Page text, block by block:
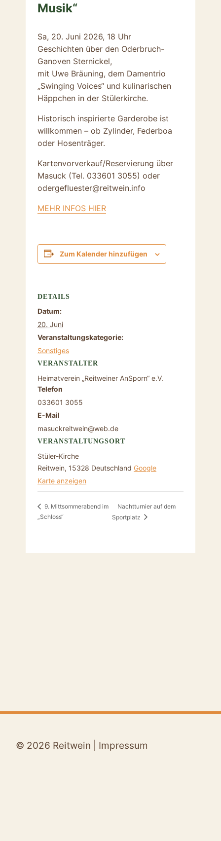
Musik“
Sa, 20. Juni 2026, 18 Uhr
Geschichten über den Oderbruch-
Ganoven Sternickel,
mit Uwe Bräuning, dem Damentrio
„Swinging Voices“ und kulinarischen
Häppchen in der Stülerkirche.
Historisch inspirierte Garderobe ist
willkommen – ob Zylinder, Federboa
oder Hosenträger.
Kartenvorverkauf/Reservierung über
Masuck (Tel. 033601 3055) oder
odergefluester@reitwein.info
MEHR INFOS HIER
Zum Kalender hinzufügen
DETAILS
Datum:
20. Juni
Veranstaltungskategorie:
Sonstiges
VERANSTALTUNGSORT
Stüler-Kirche
Reitwein, 15328 Deutschland Google
Karte anzeigen
VERANSTALTER
Heimatverein „Reitweiner AnSporn“ e.V.
Telefon
033601 3055
E-Mail
masuckreitwein@web.de
9. Mittsommerabend im
„Schloss“
Nachtturnier auf dem
Sportplatz
© 2026 Reitwein | Impressum